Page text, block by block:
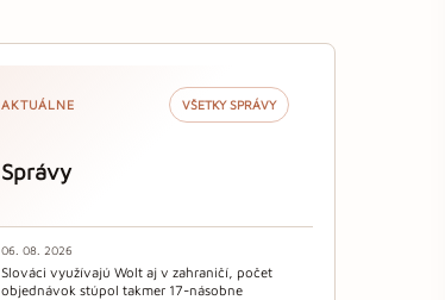
AKTUÁLNE VŠETKY SPRÁVY
Správy
06. 08. 2026
Slováci využívajú Wolt aj v zahraničí, počet
objednávok stúpol takmer 17-násobne